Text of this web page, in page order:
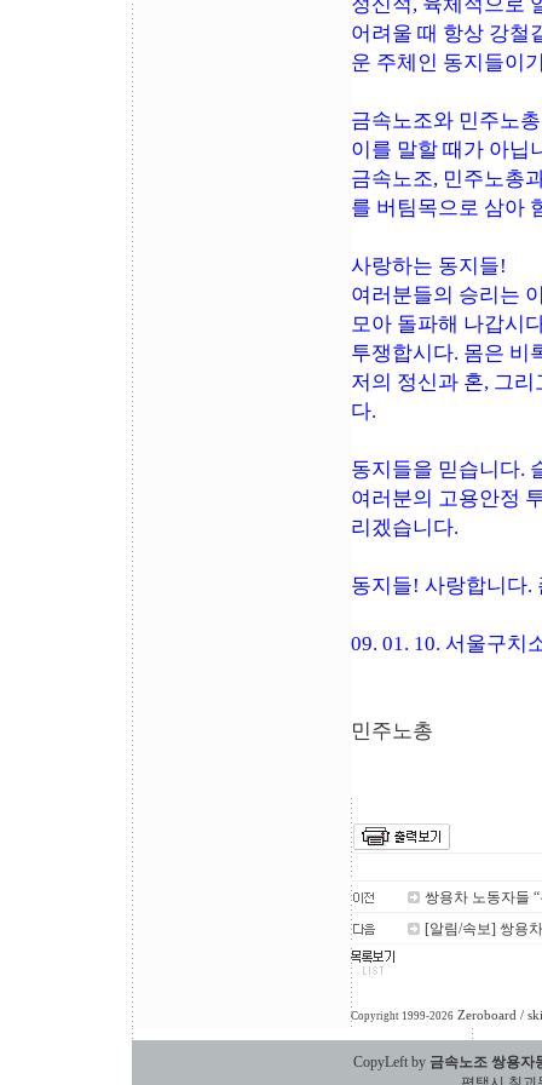
어려울 때 항상 강철
운 주체인 동지들이
금속노조와 민주노
이를 말할 때가 아닙
금속노조, 민주노총
를 버팀목으로 삼아
사랑하는 동지들!
여러분들의 승리는
모아 돌파해 나갑시
투쟁합시다. 몸은 비
저의 정신과 혼, 그
다.
동지들을 믿습니다.
여러분의 고용안정
리겠습니다.
동지들! 사랑합니다.
09. 01. 10. 서울구치
민주노총
쌍용차 노동자들
[알림/속보] 쌍용
Copyright 1999-2026 Zeroboard /
CopyLeft by 금속노조 쌍용자